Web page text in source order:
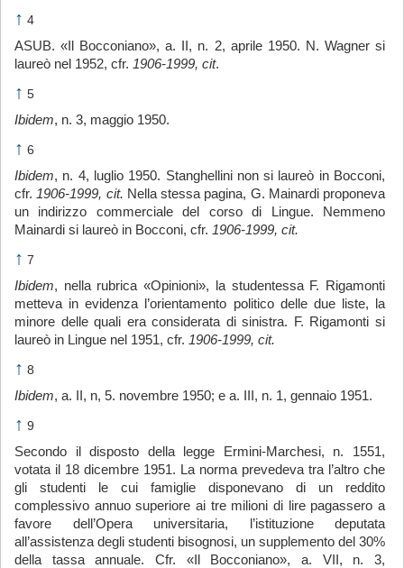
↑ 4
ASUB. «Il Bocconiano», a. II, n. 2, aprile 1950. N. Wagner si
laureò nel 1952, cfr. 1906-1999, cit.
↑ 5
Ibidem, n. 3, maggio 1950.
↑ 6
Ibidem, n. 4, luglio 1950. Stanghellini non si laureò in Bocconi,
cfr. 1906-1999, cit. Nella stessa pagina, G. Mainardi proponeva
un indirizzo commerciale del corso di Lingue. Nemmeno
Mainardi si laureò in Bocconi, cfr. 1906-1999, cit.
↑ 7
Ibidem, nella rubrica «Opinioni», la studentessa F. Rigamonti
metteva in evidenza l’orientamento politico delle due liste, la
minore delle quali era considerata di sinistra. F. Rigamonti si
laureò in Lingue nel 1951, cfr. 1906-1999, cit.
↑ 8
Ibidem, a. II, n, 5. novembre 1950; e a. III, n. 1, gennaio 1951.
↑ 9
Secondo il disposto della legge Ermini-Marchesi, n. 1551,
votata il 18 dicembre 1951. La norma prevedeva tra l’altro che
gli studenti le cui famiglie disponevano di un reddito
complessivo annuo superiore ai tre milioni di lire pagassero a
favore dell’Opera universitaria, l’istituzione deputata
all’assistenza degli studenti bisognosi, un supplemento del 30%
della tassa annuale. Cfr. «Il Bocconiano», a. VII, n. 3,